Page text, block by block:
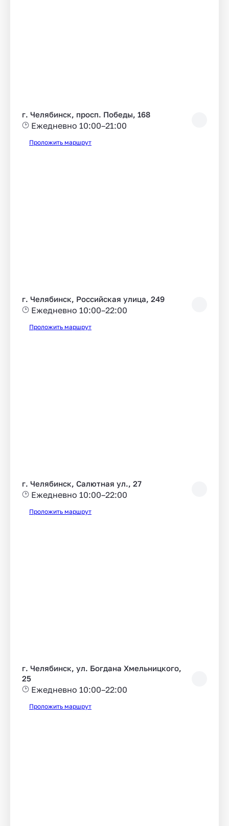
г. Челябинск, просп. Победы, 168
Ежедневно 10:00–21:00
Проложить маршрут
г. Челябинск, Российская улица, 249
Ежедневно 10:00–22:00
Проложить маршрут
г. Челябинск, Салютная ул., 27
Ежедневно 10:00–22:00
Проложить маршрут
г. Челябинск, ул. Богдана Хмельницкого,
25
Ежедневно 10:00–22:00
Проложить маршрут